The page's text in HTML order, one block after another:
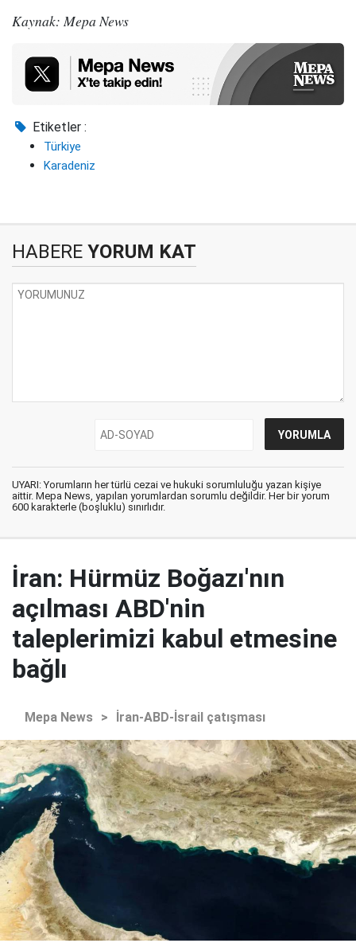
Kaynak: Mepa News
Etiketler :
Türkiye
Karadeniz
HABERE YORUM KAT
UYARI: Yorumların her türlü cezai ve hukuki sorumluluğu yazan kişiye
aittir. Mepa News, yapılan yorumlardan sorumlu değildir. Her bir yorum
600 karakterle (boşluklu) sınırlıdır.
İran: Hürmüz Boğazı'nın
açılması ABD'nin
taleplerimizi kabul etmesine
bağlı
Mepa News > İran-ABD-İsrail çatışması